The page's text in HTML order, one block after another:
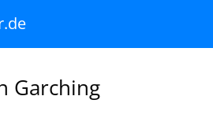
Garching